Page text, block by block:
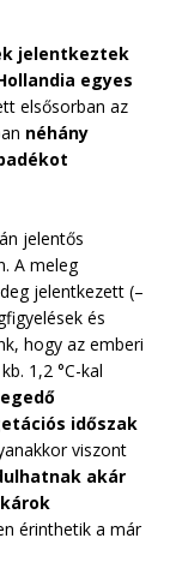
jelentkeztek
egyes
elsősorban az
néhány
jelentős
A meleg
jelentkezett (–
és
hogy az emberi
1,2 °C-kal
időszak
viszont
akár
érinthetik a már